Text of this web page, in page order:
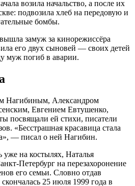
возила начальство, а после их
подвозила хлеб на передовую и
бомбы.
замуж за кинорежиссёра
его двух сыновей — своих детей
муж погиб в аварии.
Нагибиным, Александром
Евгением Евтушенко,
посвящали ей стихи, писатели
. «Бесстрашная красавица стала
— писал о ней Нагибин.
уже на костылях, Наталья
Петербург на перезахоронение
его семьи. Словно отдав
25 июля 1999 года в